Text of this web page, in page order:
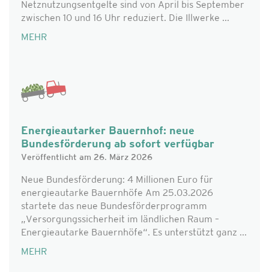
Netznutzungsentgelte sind von April bis September
zwischen 10 und 16 Uhr reduziert. Die Illwerke ...
MEHR
Energieautarker Bauernhof: neue
Bundesförderung ab sofort verfügbar
Veröffentlicht am 26. März 2026
Neue Bundesförderung: 4 Millionen Euro für
energieautarke Bauernhöfe Am 25.03.2026
startete das neue Bundesförderprogramm
„Versorgungssicherheit im ländlichen Raum –
Energieautarke Bauernhöfe“. Es unterstützt ganz ...
MEHR